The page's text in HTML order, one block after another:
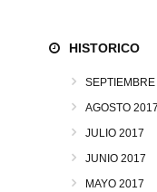
HISTORICO
AGOSTO 2017
JULIO 2017
JUNIO 2017
MAYO 2017